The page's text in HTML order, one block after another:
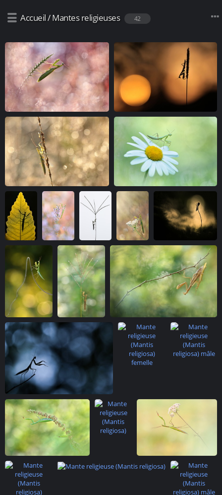
Accueil/Mantes religieuses 42